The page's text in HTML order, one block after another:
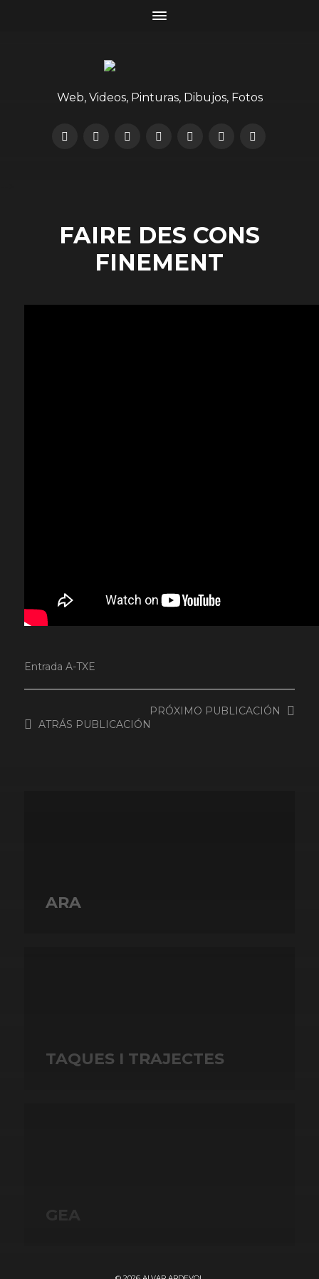
Web, Videos, Pinturas, Dibujos, Fotos
FAIRE DES CONS
FINEMENT
Entrada A-TXE
PRÓXIMO PUBLICACIÓN
ATRÁS PUBLICACIÓN
ARA
TAQUES I TRAJECTES